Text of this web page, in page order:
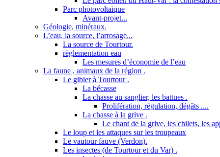
Parc photovoltaique
Avant-projet...
Géologie, minéraux.
L’eau, la source, l’arrosage...
La source de Tourtour.
règlementation eau
Les mesures d’économie de l’eau
La faune , animaux de la région .
Le gibier à Tourtour .
La bécasse
La chasse au sanglier, les battues .
Prolifération, régulation, dégâts ....
La chasse à la grive .
Le chant de la grive, les chilets, les
Le loup et les attaques sur les troupeaux
Le vautour fauve (Verdon).
Les insectes (de Tourtour et du Var) .